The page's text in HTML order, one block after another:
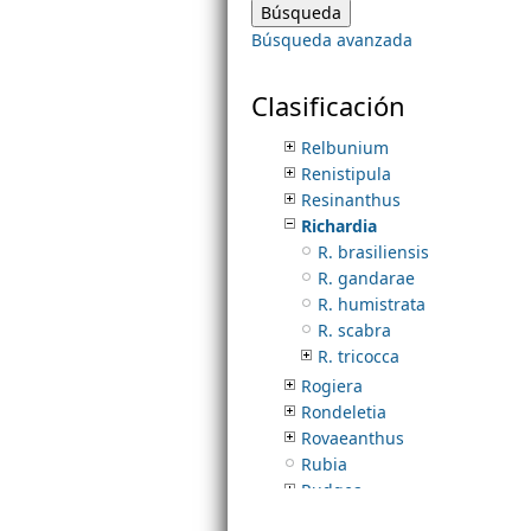
m
e
n
u
Búsqueda avanzada
Clasificación
Posoqueria
Pseudomiltemia
Rachicallis
Randia
Relbunium
Renistipula
Resinanthus
Richardia
R. brasiliensis
R. gandarae
R. humistrata
R. scabra
R. tricocca
Rogiera
Rondeletia
Rovaeanthus
Rubia
Rudgea